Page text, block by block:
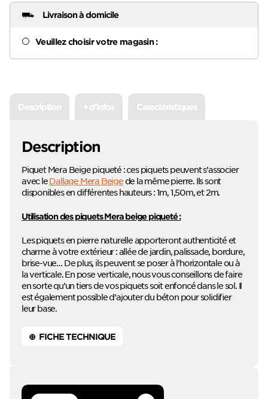
Livraison à domicile
Veuillez choisir votre magasin :
Description + d'infos Caractéristiques
Description
Piquet Mera Beige piqueté : ces piquets peuvent s’associer
avec leDallage Mera Beigede la même pierre. Ils sont
disponibles en différentes hauteurs : 1m, 1,50m, et 2m.
Utilisation des piquets Mera beige piqueté :
Les piquets en pierre naturelle apporteront authenticité et
charme à votre extérieur : allée de jardin, palissade, bordure,
brise-vue… De plus, ils peuvent se poser à l’horizontale ou à
la verticale. En pose verticale, nous vous conseillons de faire
en sorte qu’un tiers de vos piquets soit enfoncé dans le sol. Il
est également possible d’ajouter du béton pour solidifier
leur base.
⊕ FICHE TECHNIQUE